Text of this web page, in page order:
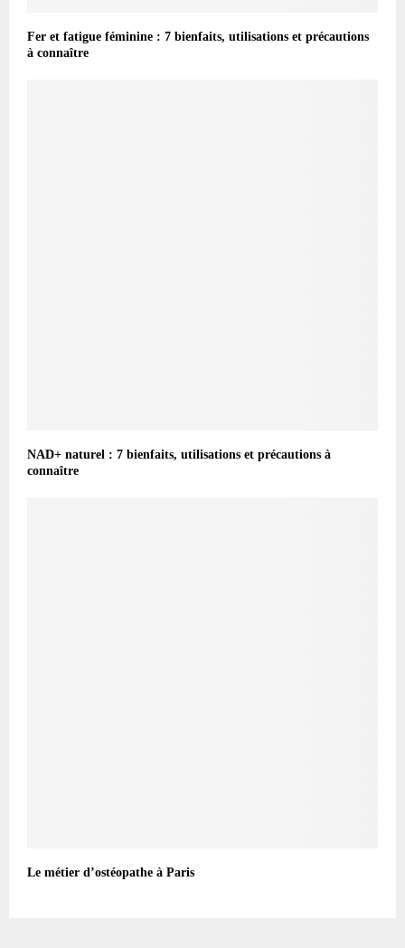
Fer et fatigue féminine : 7 bienfaits, utilisations et précautions
à connaître
NAD+ naturel : 7 bienfaits, utilisations et précautions à
connaître
Le métier d’ostéopathe à Paris